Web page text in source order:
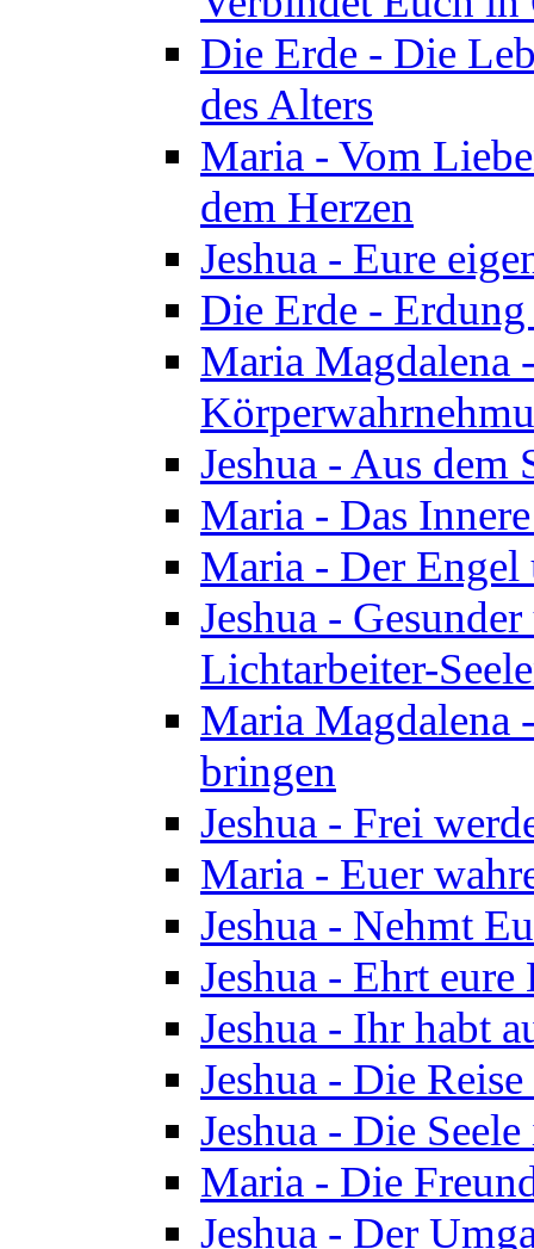
Die Erde - Die
des Alters
Maria - Vom
dem Herzen
Jeshua - Eure
Die Erde -
Maria Magdalena
Jeshua - Aus dem
Maria - Das
Maria - Der Engel
Jeshua -
Lichtarbeiter-
Maria Magdalena
bringen
Jeshua - Frei
Maria - Euer
Jeshua - Nehmt
Jeshua - Ehrt
Jeshua - Ihr habt
Jeshua - Die
Jeshua - Die
Maria - Die
Jeshua - Der